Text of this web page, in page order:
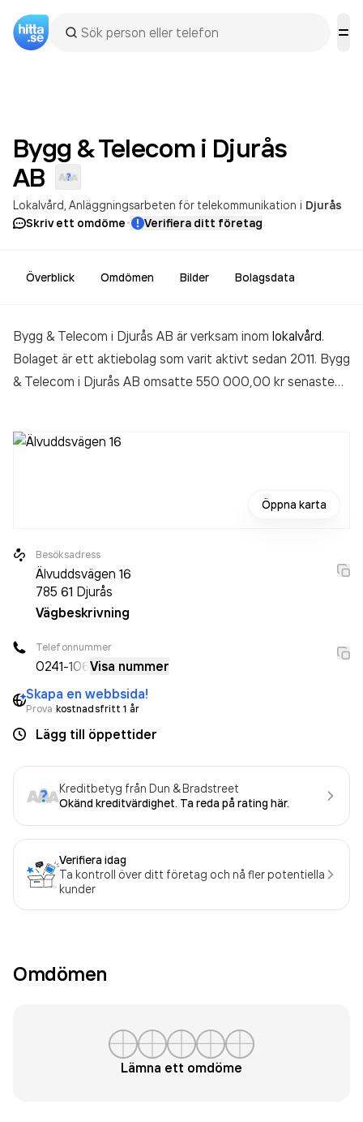
Bygg & Telecom i Djurås
AB
Lokalvård Anläggningsarbeten för telekommunikation i Djurås
Skriv ett omdöme· Verifiera ditt företag
Överblick Omdömen Bilder Bolagsdata
Bygg & Telecom i Djurås AB är verksam inom lokalvård.
Bolaget är ett aktiebolag som varit aktivt sedan 2011. Bygg
& Telecom i Djurås AB omsatte 550 000,00 krsenaste
Öppna karta
Besöksadress
Älvuddsvägen 16
785 61 Djurås
Vägbeskrivning
Telefonnummer
0241-106Visa nummer
Skapa en webbsida!
Prova kostnadsfritt 1 år
Lägg till öppettider
Kreditbetyg från Dun & Bradstreet
Okänd kreditvärdighet. Ta reda på rating här.
Verifiera idag
Ta kontroll över ditt företag och nå fler potentiella
kunder
Omdömen
Lämna ett omdöme